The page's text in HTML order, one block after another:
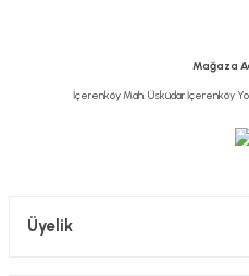
Mağaza
İçerenköy Mah. Üsküdar İçerenköy
Üyelik